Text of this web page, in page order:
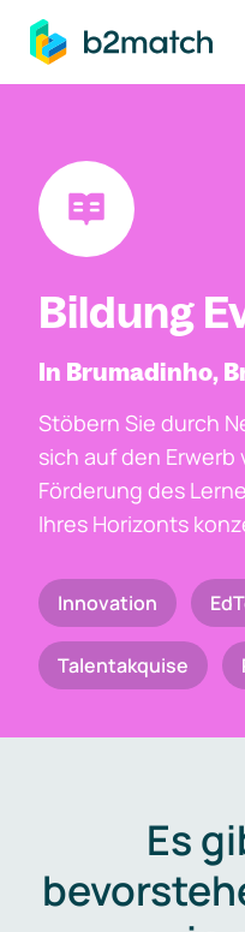
springen
Bildung
In Brumadinho,
Stöbern Sie durch
sich auf den Erwerb
Förderung des
Ihres Horizonts
Innovation
Talentakquise
Es